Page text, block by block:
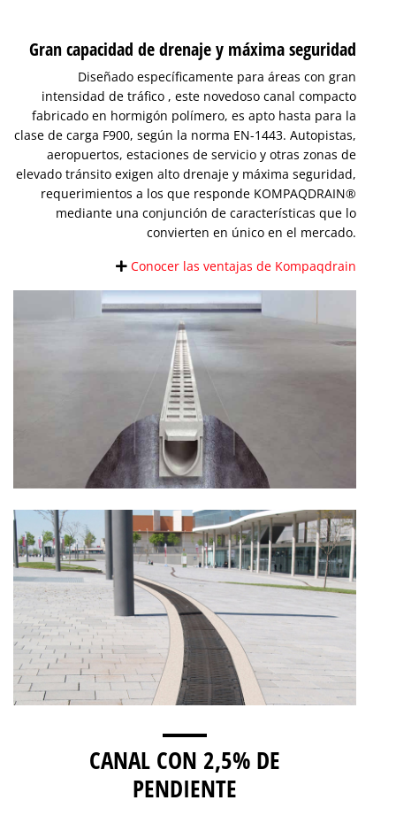
Gran capacidad de drenaje y máxima seguridad
Diseñado específicamente para áreas con gran
intensidad de tráfico , este novedoso canal compacto
fabricado en hormigón polímero, es apto hasta para la
clase de carga F900, según la norma EN-1443. Autopistas,
aeropuertos, estaciones de servicio y otras zonas de
elevado tránsito exigen alto drenaje y máxima seguridad,
requerimientos a los que responde KOMPAQDRAIN®
mediante una conjunción de características que lo
convierten en único en el mercado.
Conocer las ventajas de Kompaqdrain
CANAL CON 2,5% DE
PENDIENTE